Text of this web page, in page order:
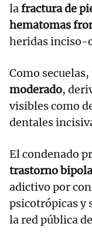
lafractura de
hematomas
heridas inciso-
Como secuelas,
moderado,
visibles como
dentales
El condenado
trastorno
adictivo por
psicotrópicas y
la red pública